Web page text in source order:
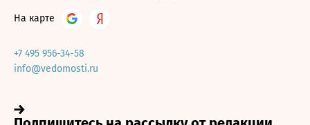
На карте
+7 495 956-34-58
info@vedomosti.ru